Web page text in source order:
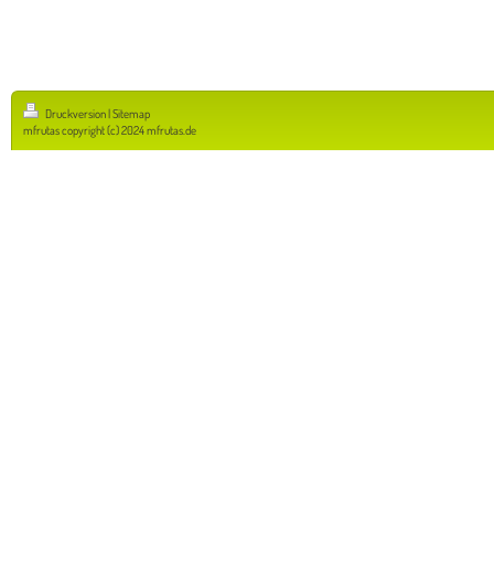
Druckversion|Sitemap
mfrutas copyright (c) 2024 mfrutas.de